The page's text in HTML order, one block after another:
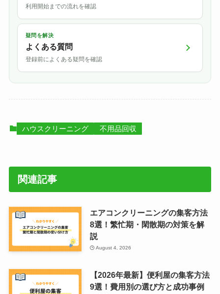
利用開始までの流れを確認
疑問を解決
よくある質問
登録前によくある疑問を確認
ハウスクリーニング 不用品回収
関連記事
エアコンクリーニングの集客方法
8選！繁忙期・閑散期の対策を解
説
August 4, 2026
【2026年最新】便利屋の集客方法
9選！費用別の選び方と成功事例